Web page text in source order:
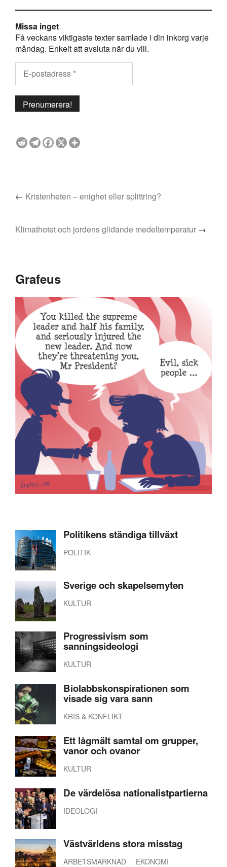
Missa inget
Få veckans viktigaste texter samlade i din inkorg varje
måndag. Enkelt att avsluta när du vill.
← Kristenheten – enighet eller splittring?
Klimathotet och jordens glidande medeltemperatur →
Grafeus
Politikens ständiga tillväxt
POLITIK
Sverige och skapelsemyten
KULTUR
Progressivism som
sanningsideologi
KULTUR
Biolabbskonspirationen som
visade sig vara sann
KRIS & KONFLIKT
Ett lågmält samtal om grupper,
vanor och ovanor
KULTUR
De värdelösa nationalistpartierna
IDEOLOGI
Västvärldens stora misstag
ARBETSMARKNAD EKONOMI